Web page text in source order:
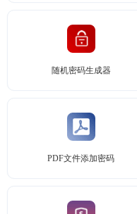
随机密码生成器
PDF文件添加密码